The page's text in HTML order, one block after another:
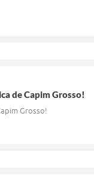
de Capim Grosso!
Grosso!